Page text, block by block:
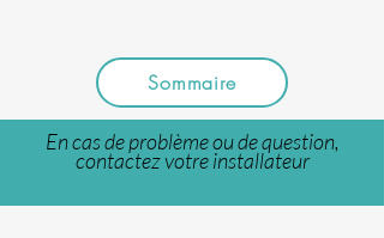
Sommaire
En cas de problème ou de question,
contactez votre installateur